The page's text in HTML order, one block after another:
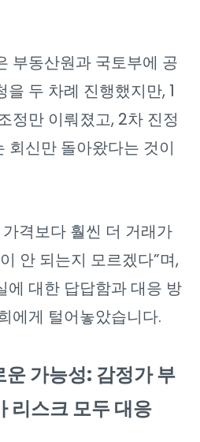
부동산원과 국토부에 공
두 차례 진행했지만, 1
정만 이뤄졌고, 2차 진정
회신만 돌아왔다는 것이
격보다 훨씬 더 거래가
안 되는지 모르겠다”며,
에 대한 답답함과 대응 방
에게 털어놓았습니다.
가능성: 감정가 부
리스크 모두 대응